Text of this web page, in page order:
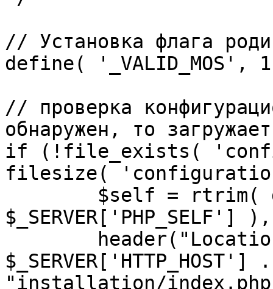
// Установка флага
define( '_VALID_MOS',
// проверка
обнаружен, то
if (!file_exists(
filesize(
"installation/